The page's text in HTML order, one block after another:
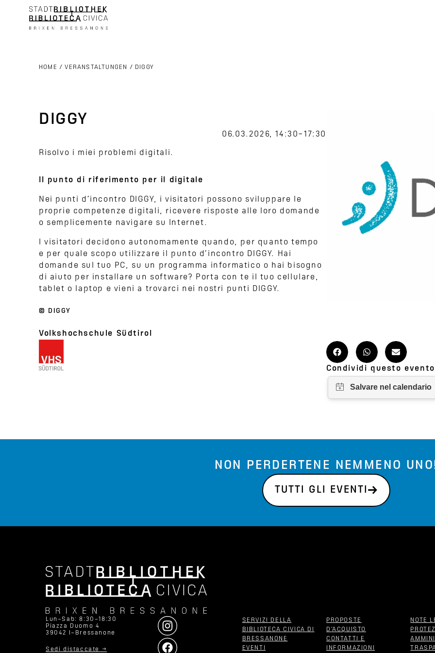
HOME /VERANSTALTUNGEN / DIGGY
DIGGY
06.03.2026, 14:30–17:30
Risolvo i miei problemi digitali.
Il punto di riferimento per il digitale
Nei punti d’incontro DIGGY, i visitatori possono sviluppare le
proprie competenze digitali, ricevere risposte alle loro domande
o semplicemente navigare su Internet.
I visitatori decidono autonomamente quando, per quanto tempo
e per quale scopo utilizzare il punto d’incontro DIGGY. Hai
domande sul tuo PC, su un programma informatico o hai bisogno
di aiuto per installare un software? Porta con te il tuo cellulare,
tablet o laptop e vieni a trovarci nei nostri punti DIGGY.
© DIGGY
Volkshochschule Südtirol
Condividi questo
NON PERDERTENE NEMMENO
TUTTI GLI EVENTI
Lun–Sab: 8:30–18:30
Piazza Duomo 4
39042 I–Bressanone
Sedi distaccate →
SERVIZI DELLA
BIBLIOTECA CIVICA DI
BRESSANONE
EVENTI
PROPOSTE
D‘ACQUISTO
CONTATTI E
INFORMAZIONI
NOTE